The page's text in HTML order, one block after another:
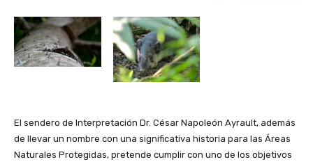
El sendero de Interpretación Dr. César Napoleón Ayrault, además
de llevar un nombre con una significativa historia para las Áreas
Naturales Protegidas, pretende cumplir con uno de los objetivos